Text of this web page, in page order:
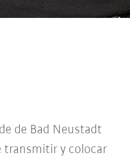
de Bad Neustadt
transmitir y colocar